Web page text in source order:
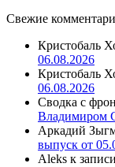
Свежие
Кристобаль
06.08.2026
Кристобаль
06.08.2026
Сводка с
Владимиром
Аркадий
выпуск от
Aleks к записи